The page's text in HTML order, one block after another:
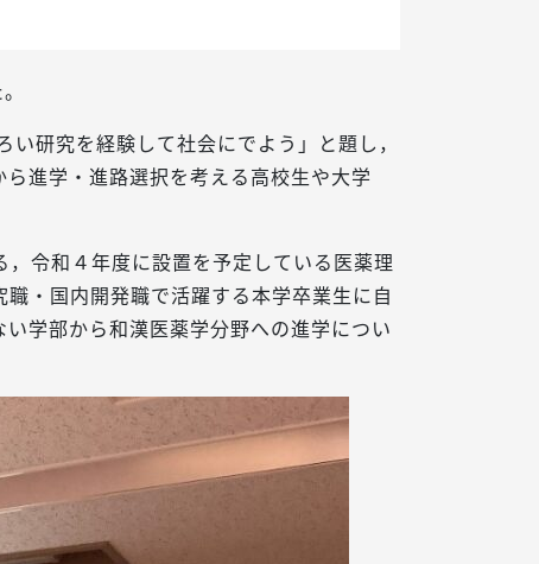
研究を経験して社会にでよう」と題し，
進学・進路選択を考える高校生や大学
令和４年度に設置を予定している医薬理
・国内開発職で活躍する本学卒業生に自
学部から和漢医薬学分野への進学につい